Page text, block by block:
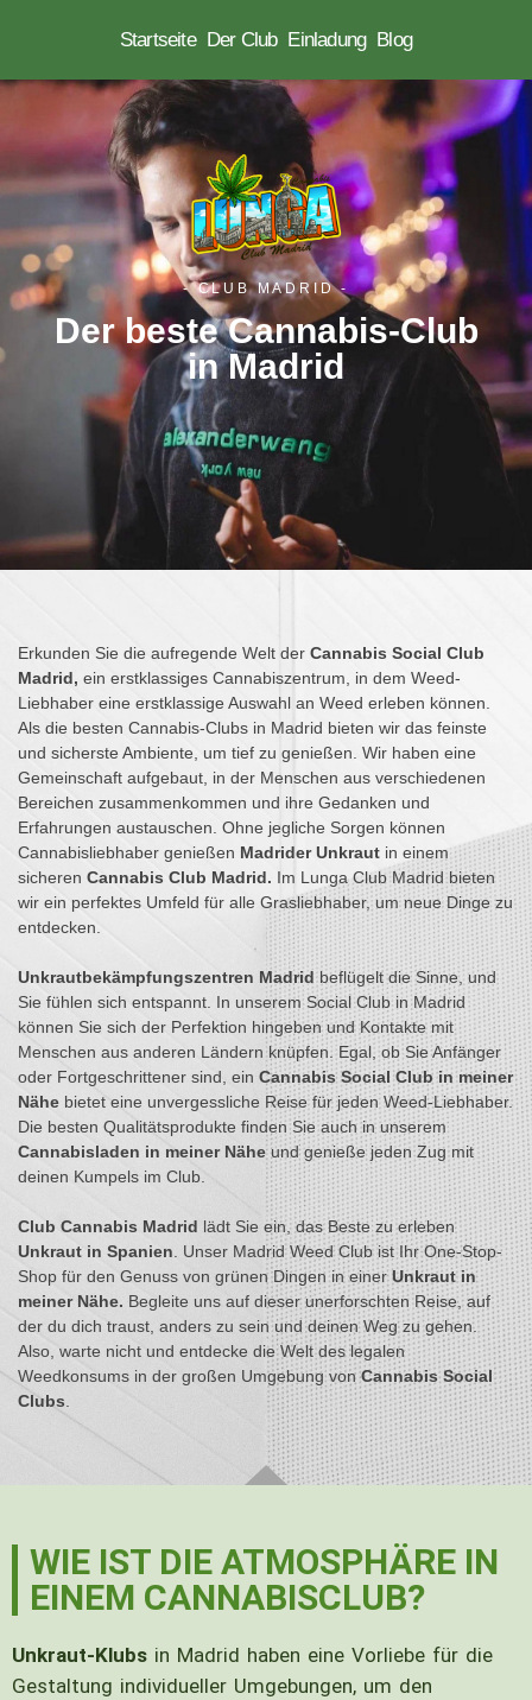
Inhalt
Startseite Der Club Einladung Blog
- CLUB MADRID -
Der beste Cannabis-Club
in Madrid
Erkunden Sie die aufregende Welt der Cannabis Social Club
Madrid, ein erstklassiges Cannabiszentrum, in dem Weed-
Liebhaber eine erstklassige Auswahl an Weed erleben können.
Als die besten Cannabis-Clubs in Madrid bieten wir das feinste
und sicherste Ambiente, um tief zu genießen. Wir haben eine
Gemeinschaft aufgebaut, in der Menschen aus verschiedenen
Bereichen zusammenkommen und ihre Gedanken und
Erfahrungen austauschen. Ohne jegliche Sorgen können
Cannabisliebhaber genießen Madrider Unkraut in einem
sicheren Cannabis Club Madrid. Im Lunga Club Madrid bieten
wir ein perfektes Umfeld für alle Grasliebhaber, um neue Dinge zu
entdecken.
Unkrautbekämpfungszentren Madridbeflügelt die Sinne, und
Sie fühlen sich entspannt. In unserem Social Club in Madrid
können Sie sich der Perfektion hingeben und Kontakte mit
Menschen aus anderen Ländern knüpfen. Egal, ob Sie Anfänger
oder Fortgeschrittener sind, ein Cannabis Social Club in meiner
Nähe bietet eine unvergessliche Reise für jeden Weed-Liebhaber.
Die besten Qualitätsprodukte finden Sie auch in unserem
Cannabisladen in meiner Näheund genieße jeden Zug mit
deinen Kumpels im Club.
Club Cannabis Madrid lädt Sie ein, das Beste zu erleben
Unkraut in Spanien . Unser Madrid Weed Club ist Ihr One-Stop-
Shop für den Genuss von grünen Dingen in einerUnkraut in
meiner Nähe. Begleite uns auf dieser unerforschten Reise, auf
der du dich traust, anders zu sein und deinen Weg zu gehen.
Also, warte nicht und entdecke die Welt des legalen
Weedkonsums in der großen Umgebung vonCannabis Social
Clubs
WIE IST DIE ATMOSPHÄRE IN
EINEM CANNABISCLUB?
Unkraut-Klubs in Madrid haben eine Vorliebe für die
Gestaltung individueller Umgebungen, um den